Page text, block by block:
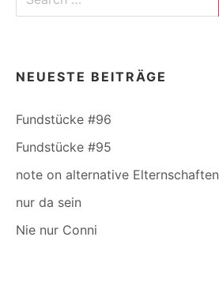
NEUESTE BEITRÄGE
Fundstücke #96
Fundstücke #95
note on alternative Elternschaften
nur da sein
Nie nur Conni